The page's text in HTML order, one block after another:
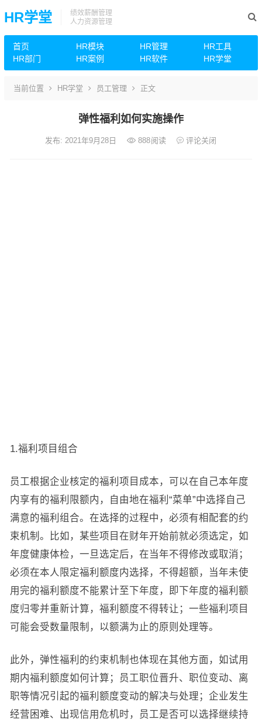
HR学堂
绩效薪酬管理
人力资源管理
首页 HR模块 HR管理
HR工具
HR部门
HR案例 HR软件 HR学堂
当前位置 HR学堂 员工管理 正文
弹性福利如何实施操作
发布: 2021年9月28日 888阅读 评论关闭
1.福利项目组合
员工根据企业核定的福利项目成本，可以在自己本年度
内享有的福利限额内，自由地在福利“菜单”中选择自己
满意的福利组合。在选择的过程中，必须有相配套的约
束机制。比如，某些项目在财年开始前就必须选定，如
年度健康体检，一旦选定后，在当年不得修改或取消；
必须在本人限定福利额度内选择，不得超额，当年未使
用完的福利额度不能累计至下年度，即下年度的福利额
度归零并重新计算，福利额度不得转让；一些福利项目
可能会受数量限制，以额满为止的原则处理等。
此外，弹性福利的约束机制也体现在其他方面，如试用
期内福利额度如何计算；员工职位晋升、职位变动、离
职等情况引起的福利额度变动的解决与处理；企业发生
经营困难、出现信用危机时，员工是否可以选择继续持